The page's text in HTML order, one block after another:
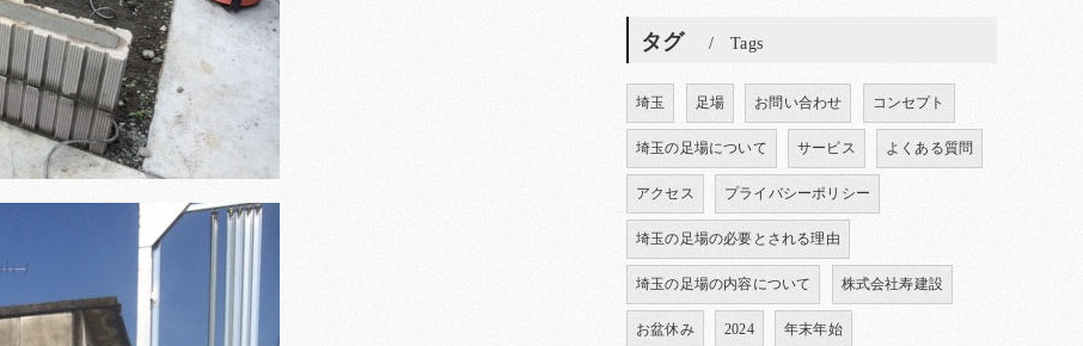
タグ Tags
埼玉 足場 お問い合わせ コンセプト
埼玉の足場について サービス よくある質問
アクセス プライバシーポリシー
埼玉の足場の必要とされる理由
埼玉の足場の内容について 株式会社寿建設
お盆休み 2024 年末年始